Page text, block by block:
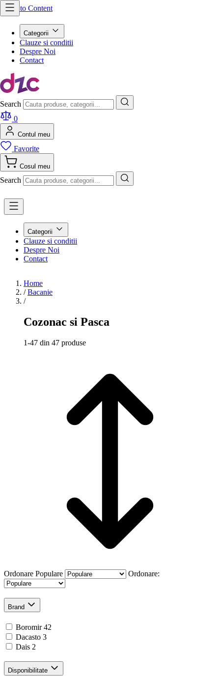
Skip to Content
Categorii
Clauze si conditii
Despre Noi
Contact
Search
0
Contul meu
Favorite
Cosul meu
Search
Categorii
Clauze si conditii
Despre Noi
Contact
Home
/ Bacanie
/
Cozonac si Pasca
1-47 din 47 produse
Ordonare Populare Ordonare:
Brand
Boromir 42
Dacasto 3
Dais 2
Disponibilitate